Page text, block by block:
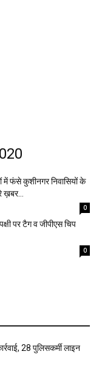
में फंसे कुशीनगर निवासियों के
ख़बर…
0
पर टैग व जीपीएस चिप
0
28 पुलिसकर्मी लाइन